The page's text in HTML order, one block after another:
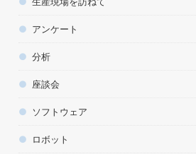
アンケート
分析
座談会
ソフトウェア
ロボット